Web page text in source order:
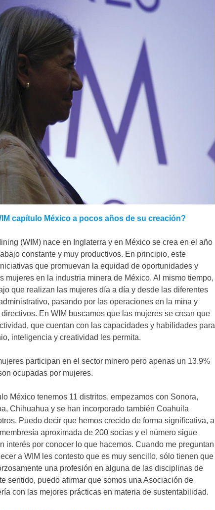
capítulo México a pocos años de su creación?
(WIM) nace en Inglaterra y en México se crea en el año
constante y muy productivos. En principio, este
que promuevan la equidad de oportunidades y
mujeres en la industria minera de México. Al mismo tiempo,
que realizan las mujeres día a día y desde las diferentes
pasando por las operaciones en la mina y
En WIM buscamos que las mujeres se crean que
que cuentan con las capacidades y habilidades para
inteligencia y creatividad les permita.
participan en el sector minero pero apenas un 13.9%
ocupadas por mujeres.
México tenemos 11 distritos, empezamos con Sonora,
Chihuahua y se han incorporado también Coahuila
Puedo decir que hemos crecido de forma significativa, a
aproximada de 200 socias y el número sigue
interés por conocer lo que hacemos. Cuando me preguntan
a WIM les contesto que es muy sencillo, sólo tienen que
una profesión en alguna de las disciplinas de
sentido, puedo afirmar que somos una Asociación de
con las mejores prácticas en materia de sustentabilidad.